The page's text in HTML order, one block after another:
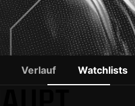
Verlauf Watchlists